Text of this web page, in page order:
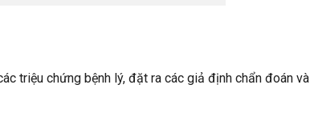
triệu chứng bệnh lý, đặt ra các giả định chẩn đoán và